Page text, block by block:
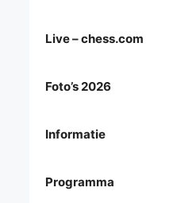
Live – chess.com
Foto’s 2026
Informatie
Programma